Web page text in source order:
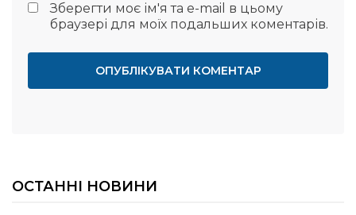
Зберегти моє ім'я та e-mail в цьому
браузері для моїх подальших коментарів.
ОСТАННІ НОВИНИ